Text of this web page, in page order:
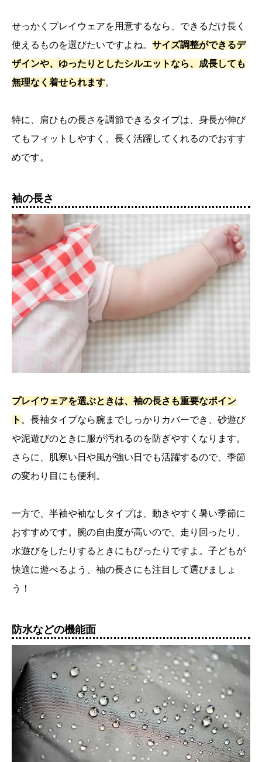
せっかくプレイウェアを用意するなら、できるだけ長く
使えるものを選びたいですよね。 サイズ調整ができるデ
ザインや、ゆったりとしたシルエットなら、成長しても
無理なく着せられます。
特に、肩ひもの長さを調節できるタイプは、身長が伸び
てもフィットしやすく、長く活躍してくれるのでおすす
めです。
袖の長さ
プレイウェアを選ぶときは、袖の長さも重要なポイン
ト 。長袖タイプなら腕までしっかりカバーでき、砂遊び
や泥遊びのときに服が汚れるのを防ぎやすくなります。
さらに、肌寒い日や風が強い日でも活躍するので、季節
の変わり目にも便利。
一方で、半袖や袖なしタイプは、動きやすく暑い季節に
おすすめです。腕の自由度が高いので、走り回ったり、
水遊びをしたりするときにもぴったりですよ。子どもが
快適に遊べるよう、袖の長さにも注目して選びましょ
う！
防水などの機能面